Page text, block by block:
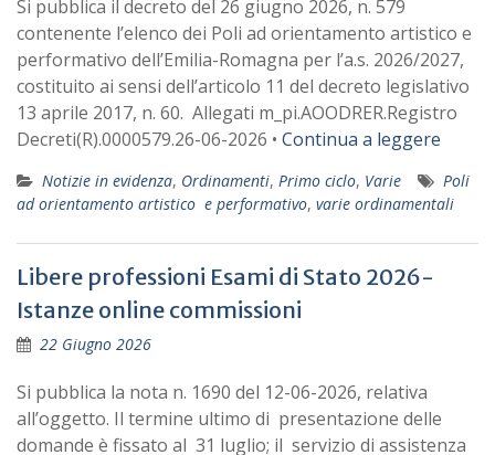
Si pubblica il decreto del 26 giugno 2026, n. 579
contenente l’elenco dei Poli ad orientamento artistico e
performativo dell’Emilia-Romagna per l’a.s. 2026/2027,
costituito ai sensi dell’articolo 11 del decreto legislativo
13 aprile 2017, n. 60. Allegati m_pi.AOODRER.Registro
Decreti(R).0000579.26-06-2026 • Continua a leggere
Notizie in evidenza, Ordinamenti, Primo ciclo, Varie
Poli
ad orientamento artistico e performativo, varie ordinamentali
Libere professioni Esami di Stato 2026-
Istanze online commissioni
22 Giugno 2026
Si pubblica la nota n. 1690 del 12-06-2026, relativa
all’oggetto. Il termine ultimo di presentazione delle
domande è fissato al 31 luglio; il servizio di assistenza